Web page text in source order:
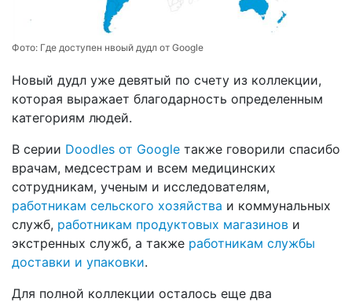
Фото: Где доступен нвоый дудл от Google
Новый дудл уже девятый по счету из коллекции,
которая выражает благодарность определенным
категориям людей.
В серии Doodles от Google также говорили спасибо
врачам, медсестрам и всем медицинских
сотрудникам, ученым и исследователям,
работникам сельского хозяйства и коммунальных
служб, работникам продуктовых магазинов и
экстренных служб, а также работникам службы
доставки и упаковки.
Для полной коллекции осталось еще два